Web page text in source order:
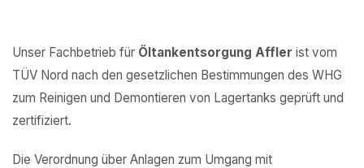
Unser Fachbetrieb für Öltankentsorgung Affler ist vom
TÜV Nord nach den gesetzlichen Bestimmungen des WHG
zum Reinigen und Demontieren von Lagertanks geprüft und
zertifiziert.
Die Verordnung über Anlagen zum Umgang mit